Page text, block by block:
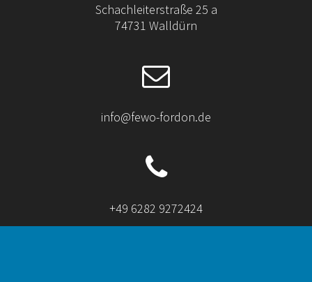
Schachleiterstraße 25 a
74731 Walldürn
info@fewo-fordon.de
+49 6282 9272424